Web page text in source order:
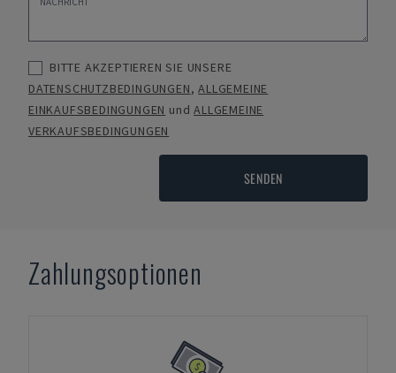
BITTE AKZEPTIEREN SIE UNSERE
DATENSCHUTZBEDINGUNGEN,ALLGEMEINE
EINKAUFSBEDINGUNGEN undALLGEMEINE
VERKAUFSBEDINGUNGEN
SENDEN
Zahlungsoptionen